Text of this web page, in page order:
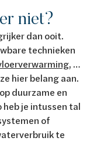
niet?
dan ooit.
technieken
, …
hier belang aan.
duurzame en
je intussen tal
of
te